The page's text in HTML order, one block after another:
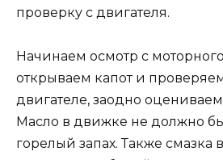
проверку с двигателя.
Начинаем осмотр с моторного
открываем капот и
двигателе, заодно
Масло в движке не должно
горелый запах. Также смазка